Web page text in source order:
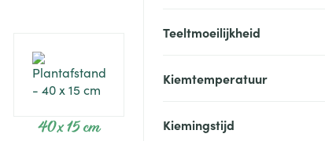
40 x 15 cm
Teeltmoeilijkheid
Kiemtemperatuur
Kiemingstijd